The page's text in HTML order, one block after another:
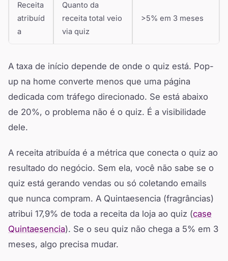
Receita
atribuíd
a
Quanto da
receita total veio
via quiz
>5% em 3 meses
A taxa de início depende de onde o quiz está. Pop-
up na home converte menos que uma página
dedicada com tráfego direcionado. Se está abaixo
de 20%, o problema não é o quiz. É a visibilidade
dele.
A receita atribuída é a métrica que conecta o quiz ao
resultado do negócio. Sem ela, você não sabe se o
quiz está gerando vendas ou só coletando emails
que nunca compram. A Quintaesencia (fragrâncias)
atribui 17,9% de toda a receita da loja ao quiz (case
Quintaesencia). Se o seu quiz não chega a 5% em 3
meses, algo precisa mudar.